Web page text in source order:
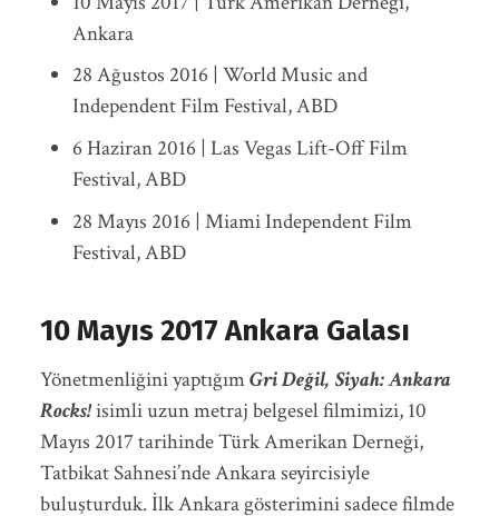
Ankara
28 Ağustos 2016 | World Music and
Independent Film Festival, ABD
6 Haziran 2016 | Las Vegas Lift-Off Film
Festival, ABD
28 Mayıs 2016 | Miami Independent Film
Festival, ABD
10 Mayıs 2017 Ankara Galası
Yönetmenliğini yaptığımGri Değil, Siyah: Ankara
Rocks!isimli uzun metraj belgesel filmimizi, 10
Mayıs 2017 tarihinde Türk Amerikan Derneği,
Tatbikat Sahnesi’nde Ankara seyircisiyle
buluşturduk. İlk Ankara gösterimini sadece filmde